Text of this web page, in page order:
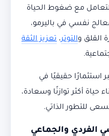
مع ضغوط الحياة
نفسي في باليرمو،
القلق والتوتر، تعزيز الثقة
استثمارًا حقيقيًا في
أكثر توازنًا وسعادة،
للتطور الذاتي.
الفردي والجماعي